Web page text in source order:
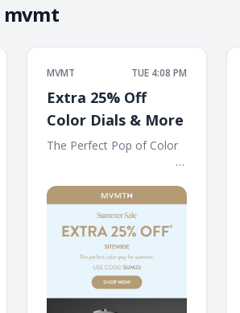
mvmt
MVMT TUE 4:08 PM
Extra 25% Off
Color Dials & More
The Perfect Pop of Color ‌ ‌
‌ ‌ ‌ ‌ ‌ ‌ ‌ ‌ ‌ ‌ ‌ ‌ ‌ ‌ ‌ ‌ ‌ ‌ ‌ ‌ ‌ ‌ ‌ ‌ ‌ ‌ ‌ ‌ ‌ ‌ ‌ ‌ ‌ ‌ ‌ ‌ ‌ ‌ ‌ ‌ ‌ ‌ ‌ ‌